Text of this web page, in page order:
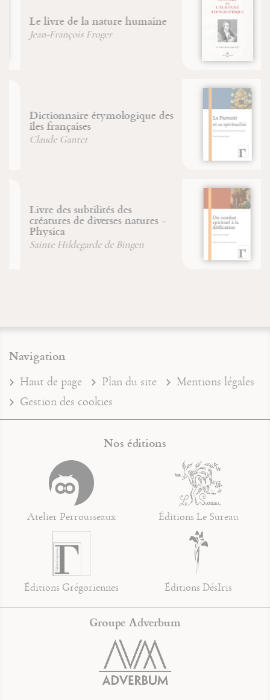
typographique, le XVIIIe
siècle, II/II
La Parousie et sa spiritualité
Du combat spirituel à la
déification
Jean-François Froger
Navigation
Haut de page Plan du site
Mentions légales
Gestion des cookies
Nos éditions
Atelier Perrousseaux Éditions Le Sureau
Éditions Grégoriennes Éditions DésIris
Groupe Adverbum